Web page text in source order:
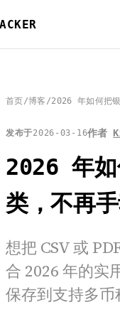
首页/博客 /2026 年如何把
发布于2026-03-16作者
2026 年
类，不再
想把 CSV 或
合 2026 年的实
保存到支持多币